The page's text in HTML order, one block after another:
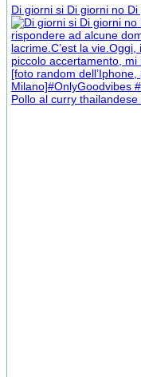
Di giorni si Di giorni no
Pollo al curry